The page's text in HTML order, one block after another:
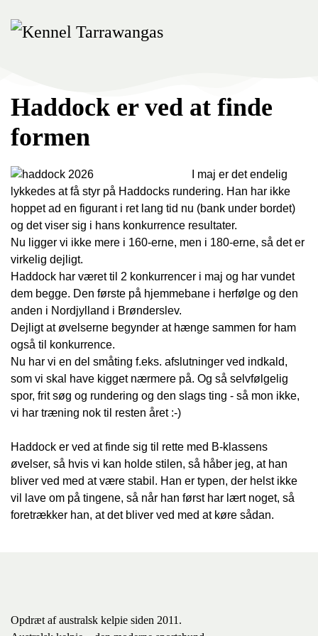
Skip
Haddock er ved at finde
formen
I maj er det endelig
lykkedes at få styr på Haddocks rundering. Han har ikke
hoppet ad en figurant i ret lang tid nu (bank under bordet)
og det viser sig i hans konkurrence resultater.
Nu ligger vi ikke mere i 160-erne, men i 180-erne, så det er
virkelig dejligt.
Haddock har været til 2 konkurrencer i maj og har vundet
dem begge. Den første på hjemmebane i herfølge og den
anden i Nordjylland i Brønderslev.
Dejligt at øvelserne begynder at hænge sammen for ham
også til konkurrence.
Nu har vi en del småting f.eks. afslutninger ved indkald,
som vi skal have kigget nærmere på. Og så selvfølgelig
spor, frit søg og rundering og den slags ting - så mon ikke,
vi har træning nok til resten året :-)
Haddock er ved at finde sig til rette med B-klassens
øvelser, så hvis vi kan holde stilen, så håber jeg, at han
bliver ved med at være stabil. Han er typen, der helst ikke
vil lave om på tingene, så når han først har lært noget, så
foretrækker han, at det bliver ved med at køre sådan.
Opdræt af australsk kelpie siden 2011.